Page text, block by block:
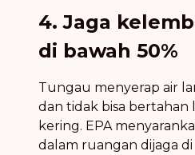
4. Jaga
di bawah 50%
Tungau menyerap air
dan tidak bisa bertahan
kering. EPA
dalam ruangan dijaga di